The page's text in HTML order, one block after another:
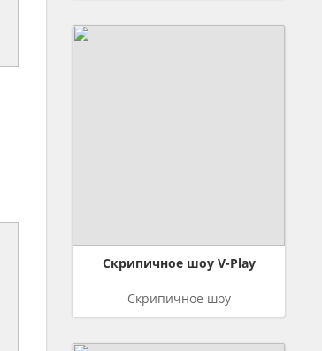
Скрипичное шоу V-Play
Скрипичное шоу